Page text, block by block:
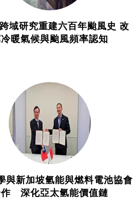
域研究重建六百年颱風史 改
暖氣候與颱風頻率認知
與新加坡氫能與燃料電池協會
深化亞太氫能價值鏈